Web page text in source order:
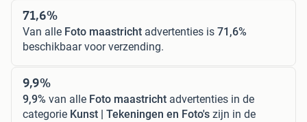
71,6%
Van alle Foto maastricht advertenties is 71,6%
beschikbaar voor verzending.
9,9%
9,9% van alle Foto maastricht advertenties in de
categorie Kunst | Tekeningen en Foto's zijn in de